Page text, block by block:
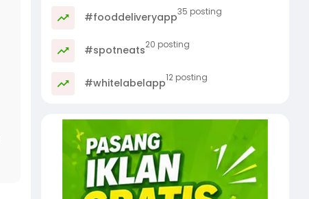
#fooddeliveryapp35 posting
#spotneats20 posting
#whitelabelapp12 posting